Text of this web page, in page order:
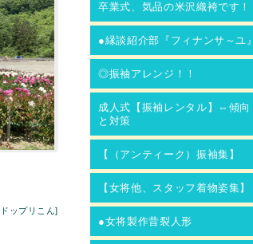
ップリこん]
卒業式、気品の米沢織袴です！
●縁談紹介部『フィナンサ～ユ』
◎振袖アレンジ！！
成人式【振袖レンタル】⇔傾向
と対策
【（アンティーク）振袖集】
【女将他、スタッフ着物姿集】
●女将製作昔裂人形